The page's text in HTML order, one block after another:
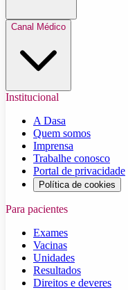
Canal Médico
Institucional
A Dasa
Quem somos
Imprensa
Trabalhe conosco
Portal de privacidade
Política de cookies
Para pacientes
Exames
Vacinas
Unidades
Resultados
Direitos e deveres